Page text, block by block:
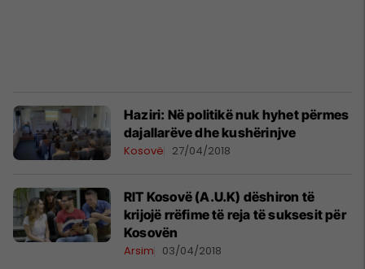
Haziri: Në politikë nuk hyhet përmes
dajallarëve dhe kushërinjve
Kosovë 27/04/2018
RIT Kosovë (A.U.K) dëshiron të
krijojë rrëfime të reja të suksesit për
Kosovën
Arsim 03/04/2018